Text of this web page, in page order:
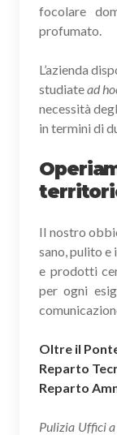
focolare
profumato.
L’azienda
studiatead
necessità
in termini di
Il nostro
sano, pulito
e prodotti
per ogni
Oltre il
Reparto
Reparto
Pulizia Uffici